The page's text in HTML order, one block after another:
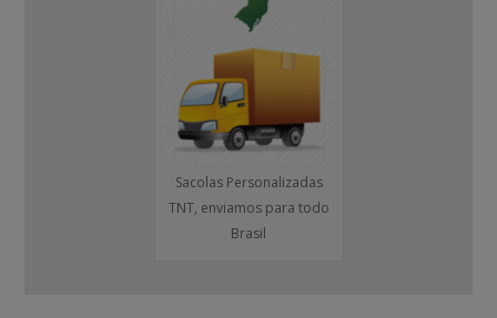
Sacolas Personalizadas
TNT, enviamos para todo
Brasil